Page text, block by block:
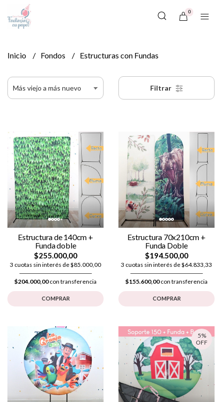
0
Inicio Fondos Estructuras con Fundas
Filtrar
Estructura de 140cm +
Funda doble
$255.000,00
3 cuotas sin interés de $85.000,00
$204.000,00con transferencia
COMPRAR
Estructura 70x210cm +
Funda Doble
$194.500,00
3 cuotas sin interés de $64.833,33
$155.600,00con transferencia
COMPRAR
5%
OFF